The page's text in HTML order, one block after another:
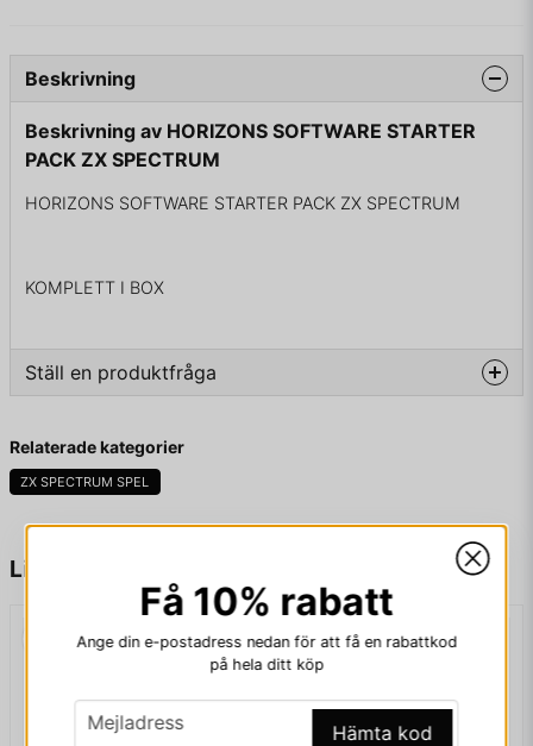
Liknande produkter
Beskrivning
Beskrivning av HORIZONS SOFTWARE STARTER
PACK ZX SPECTRUM
HORIZONS SOFTWARE STARTER PACK ZX SPECTRUM
KOMPLETT I BOX
Ställ en produktfråga
Fråga oss något om denna produkten...
Mejladress
Relaterade kategorier
ZX SPECTRUM SPEL
Få 10% rabatt
Ange din e-postadress nedan för att få en rabattkod
på hela ditt köp
email
Mejladress Hämta kod